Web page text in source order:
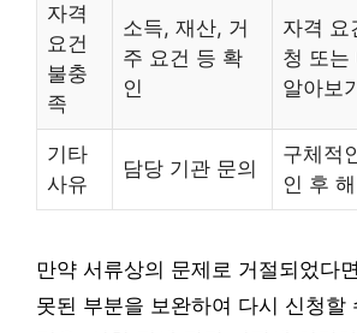
자격
요건
불충
족
소득, 재산, 거
주 요건 등 확
인
자격 요
청 또는
알아보
기타
사유
담당 기관 문의
구체적
인 후
만약 서류상의 문제로 거절되었다
못된 부분을 보완하여 다시 신청할